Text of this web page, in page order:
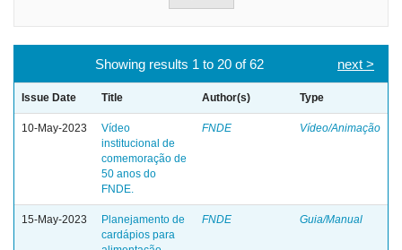
Showing results 1 to 20 of 62 next >
Issue Date Title Author(s) Type
10-May-2023
Vídeo
institucional de
comemoração de
50 anos do
FNDE.
FNDE Vídeo/Animação
15-May-2023
Planejamento de
cardápios para
FNDE Guia/Manual